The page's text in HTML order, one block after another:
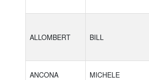
ALLOMBERT BILL
ANCONA MICHELE